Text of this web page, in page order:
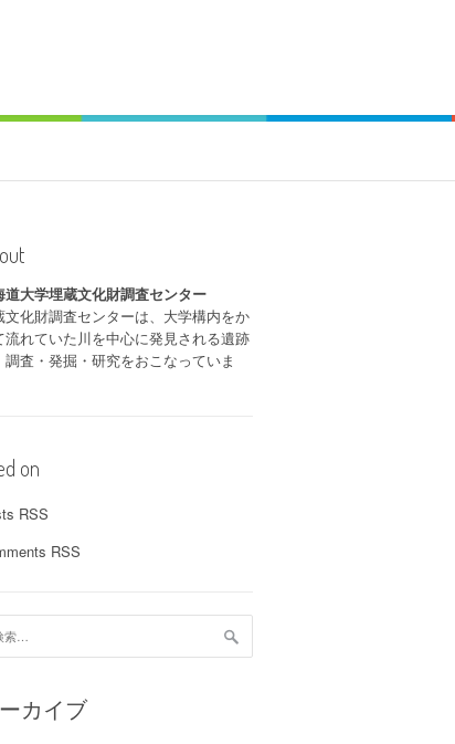
道大学埋蔵文化財調査センター
文化財調査センターは、大学構内をか
流れていた川を中心に発見される遺跡
調査・発掘・研究をおこなっていま
on
RSS
RSS
カイブ